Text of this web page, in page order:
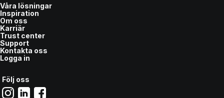
Våra lösningar
Inspiration
Om oss
Karriär
Trust center
Support
Kontakta oss
Logga in
Följ oss